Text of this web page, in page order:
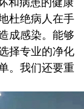
杜绝病人在手
成感染。能够
择专业的净化
。我们还要重